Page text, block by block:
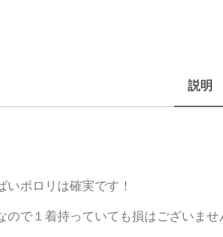
説明
ポロリは確実です！
で１着持っていても損はございませ